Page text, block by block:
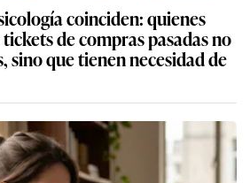
coinciden: quienes
de compras pasadas no
sino que tienen necesidad de